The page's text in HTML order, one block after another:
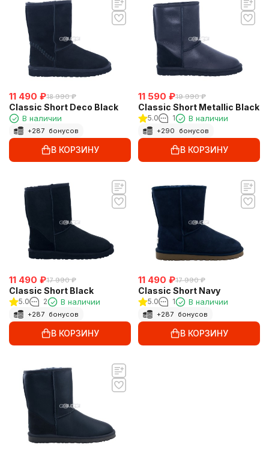
11 490 ₽18 990 ₽
Classic Short Deco Black
В наличии
+287 бонусов
В КОРЗИНУ
11 590 ₽19 990 ₽
Classic Short Metallic Black
5.0 1 В наличии
+290 бонусов
В КОРЗИНУ
11 490 ₽17 990 ₽
Classic Short Black
5.0 2 В наличии
+287 бонусов
В КОРЗИНУ
11 490 ₽17 990 ₽
Classic Short Navy
5.0 1 В наличии
+287 бонусов
В КОРЗИНУ